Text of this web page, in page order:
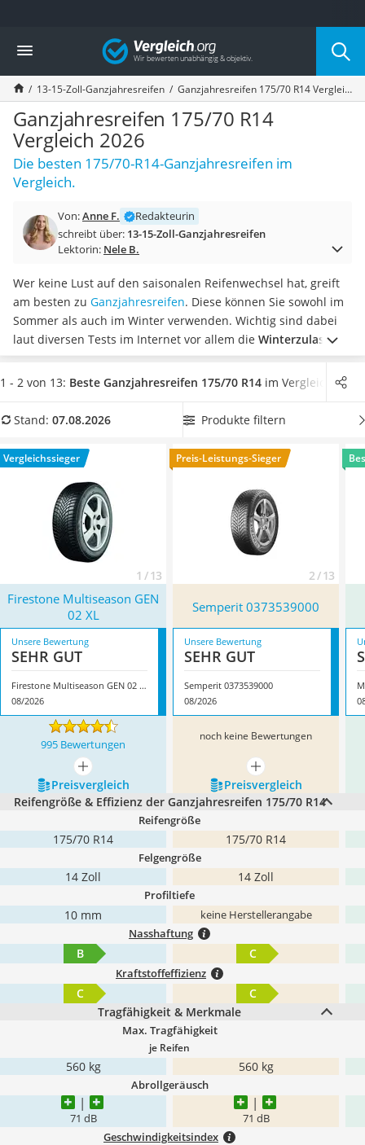
Die beliebtesten Vergleiche nach Kategorie
Auto & Motor
Fahrradträger-Anhängerkupplung (4 Fahrräder)
Fahrradträger
Fahrradträger (Anhängerkupplung)
Fahrradträger 3 Fahrräder
Benzinkanister (20 l)
Dashcam
Fahrradträger E-Bike
Marderschreck
Wagenheber 3t
AGM-Batterie Wohnmobil
Thule-Fahrradträger
FM-Transmitter
Sommerreifen 205/55 R16
Autobatterie-Ladegerät
Starthilfe mit Kompressor
Felgenbaum
Rostumwandler
Service
Vergleich
13-15-Zoll-Ganzjahresreifen Ganzjahresreifen 175/70 R14 Vergleich 2026
Ganzjahresreifen 175/70 R14
Vergleich 2026
Die besten 175/70-R14-Ganzjahresreifen im
Vergleich.
Von:Anne F.
Redakteurin
schreibt über: 13-15-Zoll-Ganzjahresreifen
Lektorin: Nele B.
Wer keine Lust auf den saisonalen Reifenwechsel hat, greift
am besten zu Ganzjahresreifen. Diese können Sie sowohl im
Sommer als auch im Winter verwenden. Wichtig sind dabei
laut diversen Tests im Internet vor allem die Winterzulassung
(3PSMF-Kennzeichnung) und ein gutes Bremsverhalten bei
Nässe . Aber auch weitere Kriterien wie die zulässige
Reifen sind bei der Auswahl zu beachten. Wählen Sie jetzt
175/70-R14-Ganzjahresreifen, um unnötige CO₂-Emissionen
künftig zu vermeiden. Überzeugt hat uns hier im August 2026
besonders das Modell
Firestone Multiseason GEN 02 XL
seinen Eigenschaften.
1 - 2 von 13: Beste Ganzjahresreifen 175/70 R14 im Vergleich
Stand: 07.08.2026 Produkte filtern
Vergleichssieger
1 / 13
Preis-Leistungs-Sieger
2 / 13
Firestone Multiseason GEN
02 XL
Semperit 0373539000
Unsere Bewertung
SEHR GUT
Firestone Multiseason GEN 02 XL
08/2026
Unsere Bewertung
SEHR GUT
Semperit 0373539000
08/2026
995 Bewertungen
noch keine Bewertungen
mehr anzeigen
mehr anzeigen
Preis­vergleich
Preis­vergleich
Reifengröße & Effizienz der Ganzjahresreifen 175/70 R14
Reifengröße
175/70 R14 175/70 R14
Felgengröße
14 Zoll 14 Zoll
Profiltiefe
10 mm keine Herstellerangabe
Nasshaftung
B C
Kraftstoffeffizienz
C
C
Tragfähigkeit & Merkmale
Max. Tragfähigkeit
je Reifen
560 kg 560 kg
Abrollgeräusch
71 dB 71 dB
Geschwindigkeitsindex